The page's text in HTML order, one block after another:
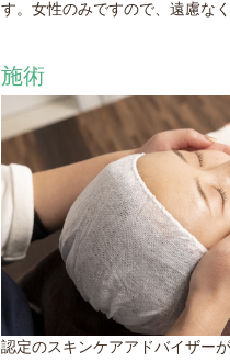
す。女性のみですので、遠慮な
施術
認定のスキンケアアドバイザー